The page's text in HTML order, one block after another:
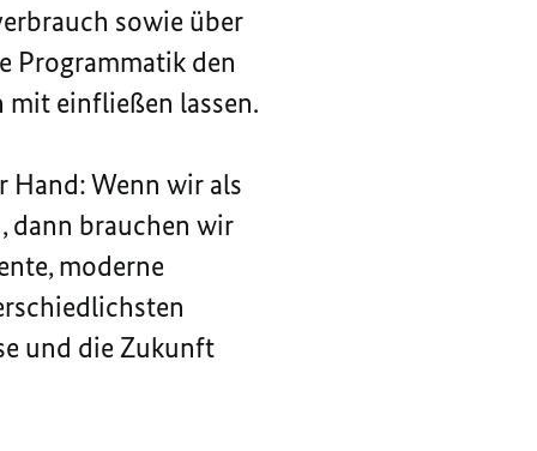
sowie über
Programmatik den
einfließen lassen.
Hand: Wenn wir als
dann brauchen wir
moderne
und die Zukunft